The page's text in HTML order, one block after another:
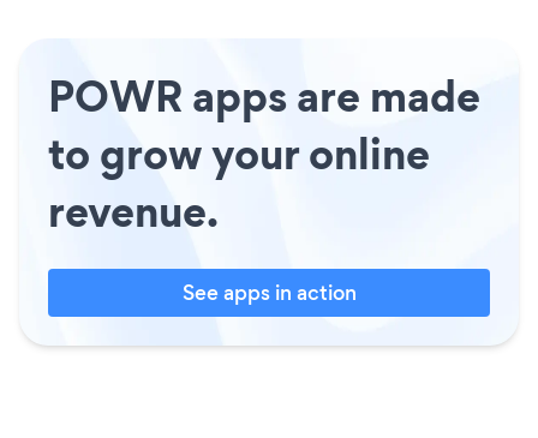
POWR apps are made
to grow your online
revenue.
See apps in action